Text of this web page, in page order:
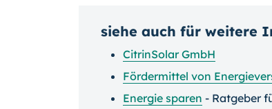
siehe auch für weitere
CitrinSolar GmbH
Fördermittel von
Energie sparen - Ratgeber